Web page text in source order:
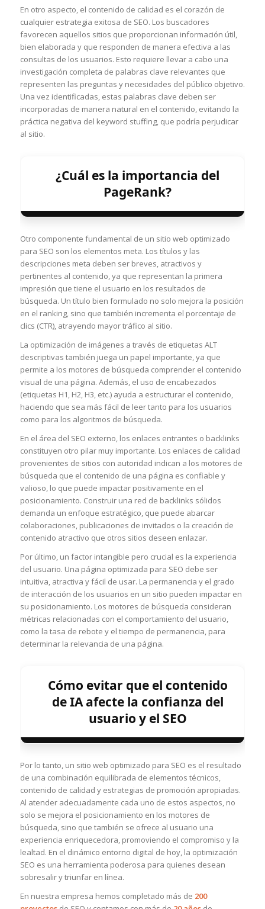
En otro aspecto, el contenido de calidad es el corazón de
cualquier estrategia exitosa de SEO. Los buscadores
favorecen aquellos sitios que proporcionan información útil,
bien elaborada y que responden de manera efectiva a las
consultas de los usuarios. Esto requiere llevar a cabo una
investigación completa de palabras clave relevantes que
representen las preguntas y necesidades del público objetivo.
Una vez identificadas, estas palabras clave deben ser
incorporadas de manera natural en el contenido, evitando la
práctica negativa del keyword stuffing, que podría perjudicar
al sitio.
¿Cuál es la importancia del
PageRank?
Otro componente fundamental de un sitio web optimizado
para SEO son los elementos meta. Los títulos y las
descripciones meta deben ser breves, atractivos y
pertinentes al contenido, ya que representan la primera
impresión que tiene el usuario en los resultados de
búsqueda. Un título bien formulado no solo mejora la posición
en el ranking, sino que también incrementa el porcentaje de
clics (CTR), atrayendo mayor tráfico al sitio.
La optimización de imágenes a través de etiquetas ALT
descriptivas también juega un papel importante, ya que
permite a los motores de búsqueda comprender el contenido
visual de una página. Además, el uso de encabezados
(etiquetas H1, H2, H3, etc.) ayuda a estructurar el contenido,
haciendo que sea más fácil de leer tanto para los usuarios
como para los algoritmos de búsqueda.
En el área del SEO externo, los enlaces entrantes o backlinks
constituyen otro pilar muy importante. Los enlaces de calidad
provenientes de sitios con autoridad indican a los motores de
búsqueda que el contenido de una página es confiable y
valioso, lo que puede impactar positivamente en el
posicionamiento. Construir una red de backlinks sólidos
demanda un enfoque estratégico, que puede abarcar
colaboraciones, publicaciones de invitados o la creación de
contenido atractivo que otros sitios deseen enlazar.
Por último, un factor intangible pero crucial es la experiencia
del usuario. Una página optimizada para SEO debe ser
intuitiva, atractiva y fácil de usar. La permanencia y el grado
de interacción de los usuarios en un sitio pueden impactar en
su posicionamiento. Los motores de búsqueda consideran
métricas relacionadas con el comportamiento del usuario,
como la tasa de rebote y el tiempo de permanencia, para
determinar la relevancia de una página.
Cómo evitar que el contenido
de IA afecte la confianza del
usuario y el SEO
Por lo tanto, un sitio web optimizado para SEO es el resultado
de una combinación equilibrada de elementos técnicos,
contenido de calidad y estrategias de promoción apropiadas.
Al atender adecuadamente cada uno de estos aspectos, no
solo se mejora el posicionamiento en los motores de
búsqueda, sino que también se ofrece al usuario una
experiencia enriquecedora, promoviendo el compromiso y la
lealtad. En el dinámico entorno digital de hoy, la optimización
SEO es una herramienta poderosa para quienes desean
sobresalir y triunfar en línea.
En nuestra empresa hemos completado más de 200